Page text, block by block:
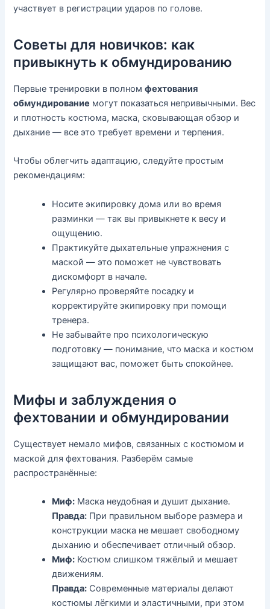
участвует в регистрации ударов по голове.
Советы для новичков: как
привыкнуть к обмундированию
Первые тренировки в полномфехтования
обмундирование могут показаться непривычными. Вес
и плотность костюма, маска, сковывающая обзор и
дыхание — все это требует времени и терпения.
Чтобы облегчить адаптацию, следуйте простым
рекомендациям:
Носите экипировку дома или во время
разминки — так вы привыкнете к весу и
ощущению.
Практикуйте дыхательные упражнения с
маской — это поможет не чувствовать
дискомфорт в начале.
Регулярно проверяйте посадку и
корректируйте экипировку при помощи
тренера.
Не забывайте про психологическую
подготовку — понимание, что маска и костюм
защищают вас, поможет быть спокойнее.
Мифы и заблуждения о
фехтовании и обмундировании
Существует немало мифов, связанных с костюмом и
маской для фехтования. Разберём самые
распространённые:
Миф: Маска неудобная и душит дыхание.
Правда: При правильном выборе размера и
конструкции маска не мешает свободному
дыханию и обеспечивает отличный обзор.
Миф: Костюм слишком тяжёлый и мешает
движениям.
Правда: Современные материалы делают
костюмы лёгкими и эластичными, при этом